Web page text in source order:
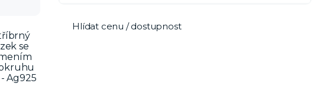
Hlídat cenu / dostupnost